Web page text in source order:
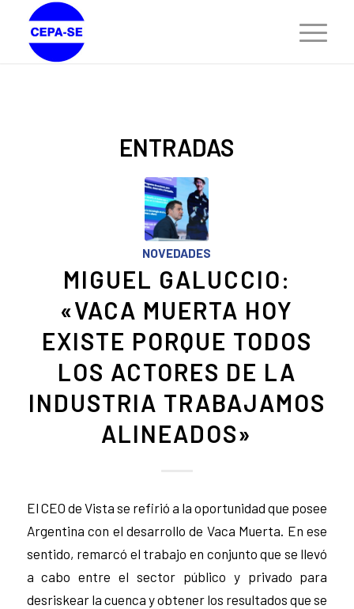
ENTRADAS
NOVEDADES
MIGUEL GALUCCIO:
«VACA MUERTA HOY
EXISTE PORQUE TODOS
LOS ACTORES DE LA
INDUSTRIA TRABAJAMOS
ALINEADOS»
El CEO de Vista se refirió a la oportunidad que posee
Argentina con el desarrollo de Vaca Muerta. En ese
sentido, remarcó el trabajo en conjunto que se llevó
a cabo entre el sector público y privado para
desriskear la cuenca y obtener los resultados que se